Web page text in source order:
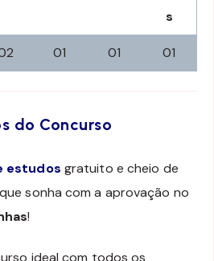
s
01 01 01
do Concurso
estudos gratuito e cheio de
sonha com a aprovação no
!
ideal com todos os